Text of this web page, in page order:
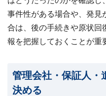
事件性がある場合や、発見
合は、後の手続きや原状回
報を把握しておくことが重
管理会社・保証人・
決める